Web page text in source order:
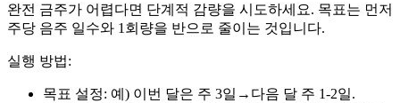
완전 금주가 어렵다면 단계적 감량을 시도하세요. 목표는 먼저
주당 음주 일수와 1회량을 반으로 줄이는 것입니다.
실행 방법:
목표 설정: 예) 이번 달은 주 3일→다음 달 주 1-2일.